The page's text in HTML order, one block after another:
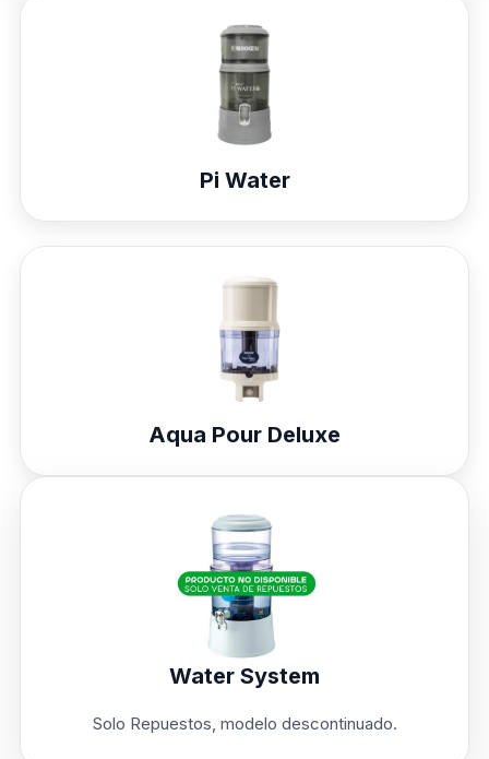
Pi Water
Aqua Pour Deluxe
Water System
Solo Repuestos, modelo descontinuado.